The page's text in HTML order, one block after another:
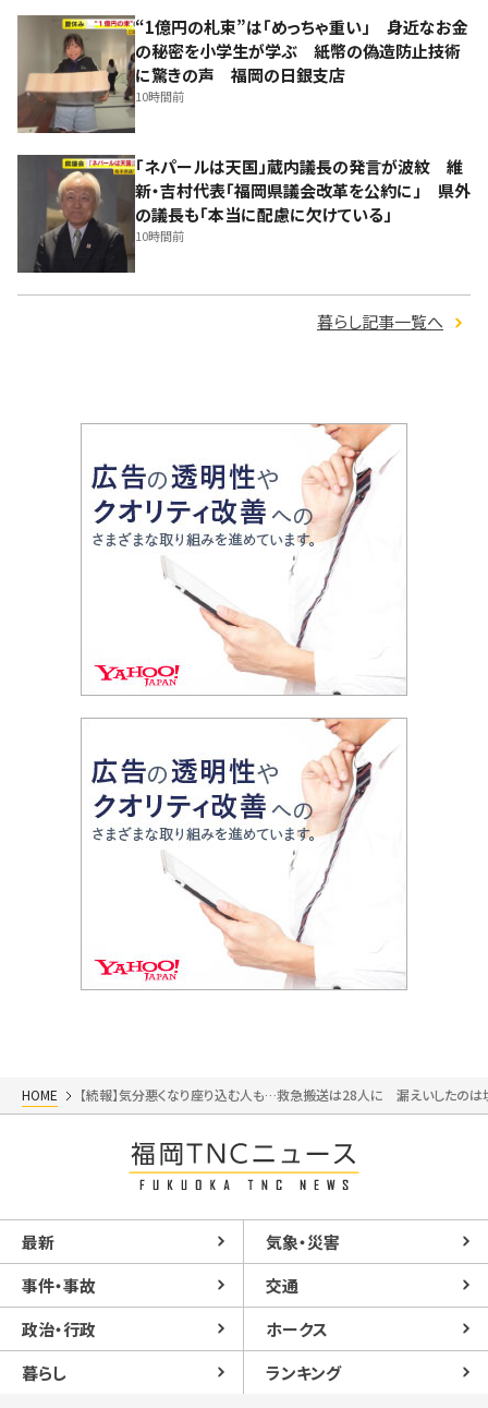
“1億円の札束”は「めっちゃ重い」 身近なお金
の秘密を小学生が学ぶ 紙幣の偽造防止技術
に驚きの声 福岡の日銀支店
10時間前
「ネパールは天国」蔵内議長の発言が波紋 維
新・吉村代表「福岡県議会改革を公約に」 県外
の議長も「本当に配慮に欠けている」
10時間前
暮らし記事一覧へ
HOME 【続報】気分悪くなり座り込む人も…救急搬送は28人に 漏えいした
最新
気象・災害
事件・事故
交通
政治・行政
ホークス
暮らし
ランキング